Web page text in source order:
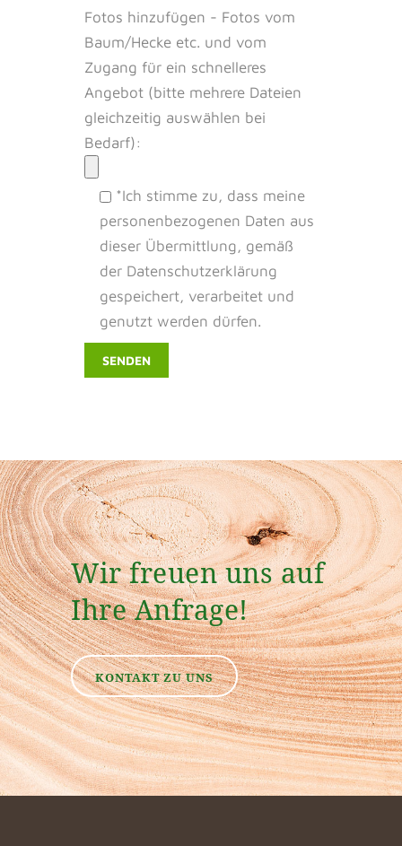
Fotos hinzufügen - Fotos vom
Baum/Hecke etc. und vom
Zugang für ein schnelleres
Angebot (bitte mehrere Dateien
gleichzeitig auswählen bei
Bedarf):
*Ich stimme zu, dass meine
personenbezogenen Daten aus
dieser Übermittlung, gemäß
der Datenschutzerklärung
gespeichert, verarbeitet und
genutzt werden dürfen.
Wir freuen uns auf
Ihre Anfrage!
KONTAKT ZU UNS